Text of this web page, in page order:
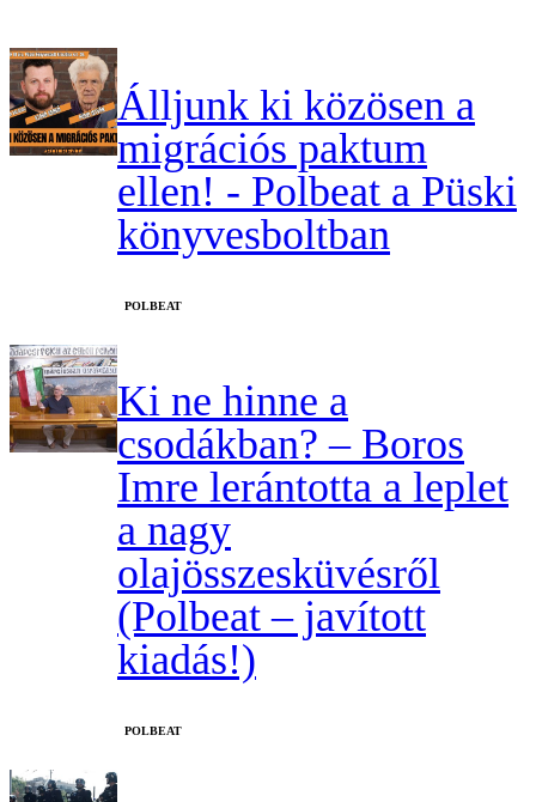
Álljunk ki közösen a
migrációs paktum
ellen! - Polbeat a Püski
könyvesboltban
‎POLBEAT
Ki ne hinne a
csodákban? – Boros
Imre lerántotta a leplet
a nagy
olajösszesküvésről
(Polbeat – javított
kiadás!)
‎POLBEAT